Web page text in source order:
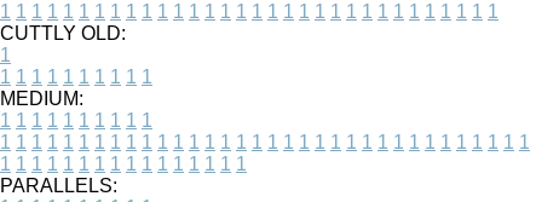
1 1 1 1 1 1 1 1 1 1 1 1 1 1 1 1 1 1 1 1 1 1 1 1 1 1 1 1 1 1 1 1
CUTTLY OLD:
1
1 1 1 1 1 1 1 1 1 1
MEDIUM:
1 1 1 1 1 1 1 1 1 1
1 1 1 1 1 1 1 1 1 1 1 1 1 1 1 1 1 1 1 1 1 1 1 1 1 1 1 1 1 1 1 1 1 1
1 1 1 1 1 1 1 1 1 1 1 1 1 1 1 1
PARALLELS: